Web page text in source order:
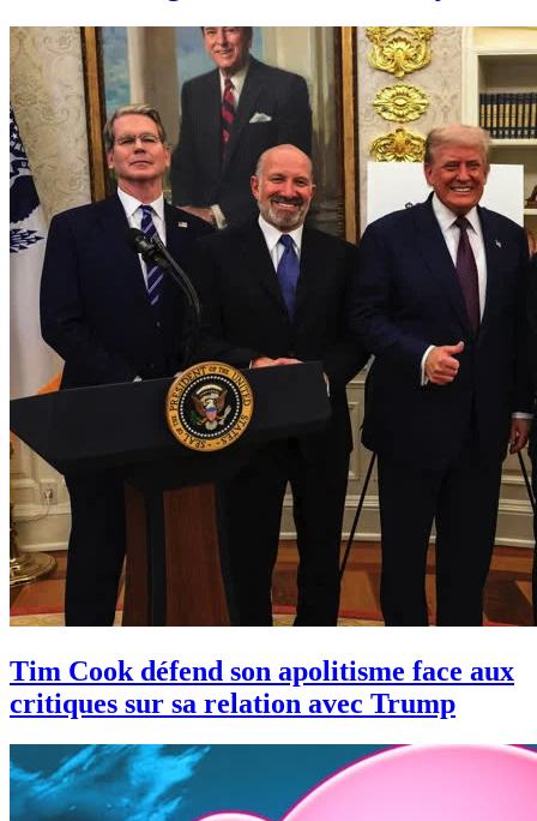
Tim Cook défend son apolitisme face aux
critiques sur sa relation avec Trump